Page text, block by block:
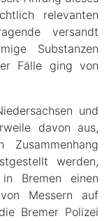
relevanten
versandt
Substanzen
Fälle ging von
und
davon aus,
werden,
Bremen einen
Messern auf
Bremer Polizei